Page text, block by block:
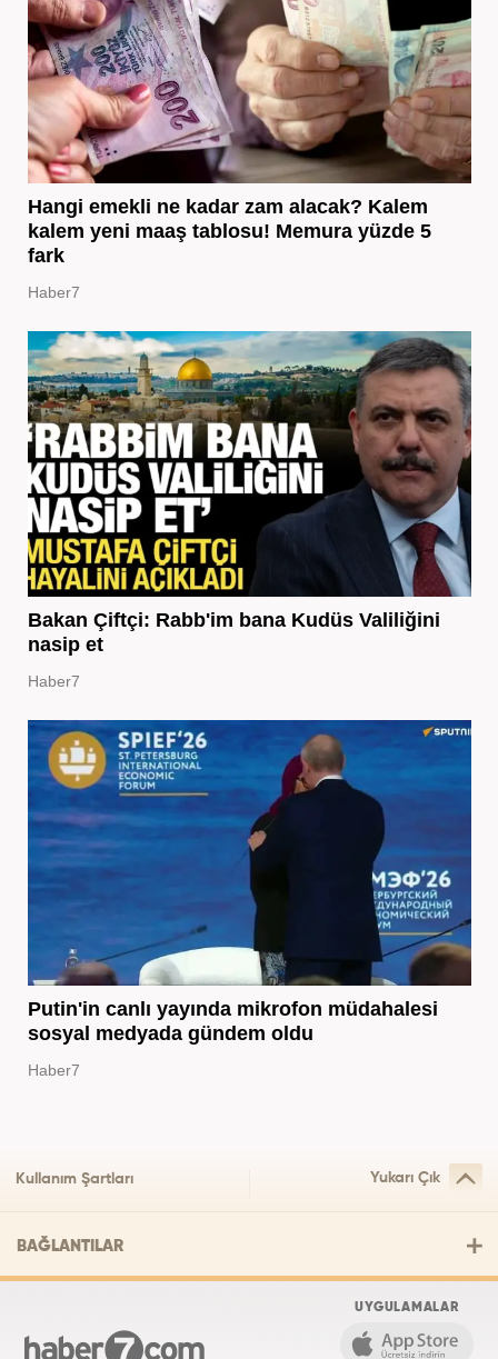
Hangi emekli ne kadar zam alacak? Kalem
kalem yeni maaş tablosu! Memura yüzde 5
fark
Haber7
Bakan Çiftçi: Rabb'im bana Kudüs Valiliğini
nasip et
Haber7
Putin'in canlı yayında mikrofon müdahalesi
sosyal medyada gündem oldu
Haber7
Kullanım Şartları Yukarı Çık
BAĞLANTILAR
UYGULAMALAR